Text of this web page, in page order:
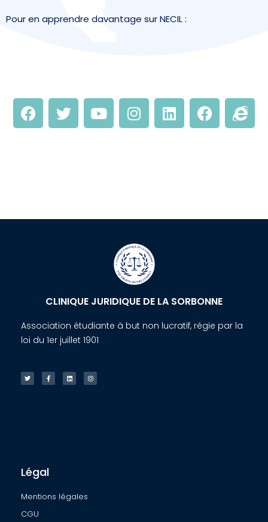
Pour en apprendre davantage sur NECIL :
CLINIQUE JURIDIQUE DE LA SORBONNE
Association étudiante à but non lucratif, régie par la
loi du 1er juillet 1901
Légal
Mentions légales
CGU